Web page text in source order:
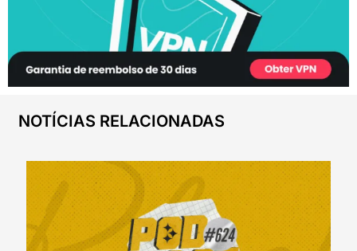
NOTÍCIAS RELACIONADAS